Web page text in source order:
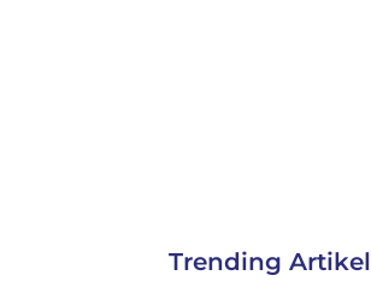
Trending Artikel